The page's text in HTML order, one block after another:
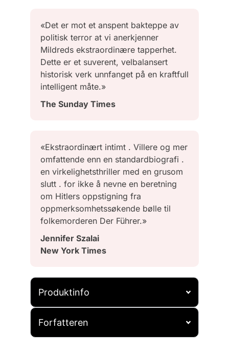
«Det er mot et anspent bakteppe av
politisk terror at vi anerkjenner
Mildreds ekstraordinære tapperhet.
Dette er et suverent, velbalansert
historisk verk unnfanget på en kraftfull
intelligent måte.»
The Sunday Times
«Ekstraordinært intimt . Villere og mer
omfattende enn en standardbiografi .
en virkelighetsthriller med en grusom
slutt . for ikke å nevne en beretning
om Hitlers oppstigning fra
oppmerksomhetssøkende bølle til
folkemorderen Der Führer.»
Jennifer Szalai
New York Times
Produktinfo
Forfatteren